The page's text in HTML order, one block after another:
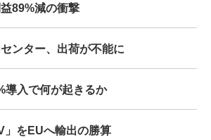
89%減の衝撃
ンター、出荷が不能に
導入で何が起きるか
」をEUへ輸出の勝算